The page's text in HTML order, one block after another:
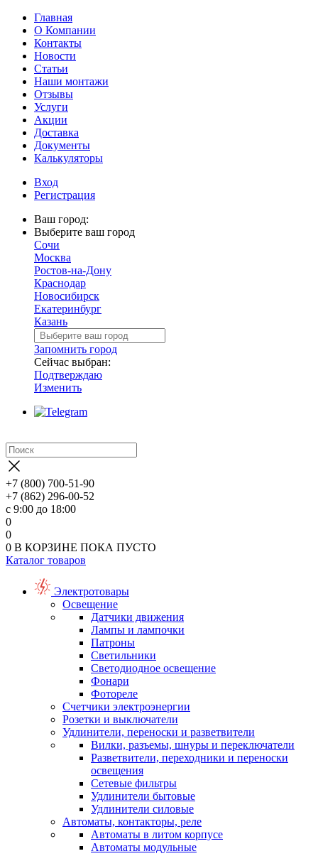
Главная
О Компании
Контакты
Новости
Статьи
Наши монтажи
Отзывы
Услуги
Акции
Доставка
Документы
Калькуляторы
Вход
Регистрация
Ваш город:
Выберите ваш город
Сочи
Москва
Ростов-на-Дону
Краснодар
Новосибирск
Екатеринбург
Казань
Запомнить город
Сейчас выбран:
Подтверждаю
Изменить
+7 (800) 700-51-90
+7 (862) 296-00-52
с 9:00 до 18:00
0
0
0 В КОРЗИНЕ ПОКА ПУСТО
Каталог товаров
Электротовары
Освещение
Датчики движения
Лампы и лампочки
Патроны
Светильники
Светодиодное освещение
Фонари
Фотореле
Счетчики электроэнергии
Розетки и выключатели
Удлинители, переноски и разветвители
Вилки, разъемы, шнуры и переключатели
Разветвители, переходники и переноски
освещения
Сетевые фильтры
Удлинители бытовые
Удлинители силовые
Автоматы, контакторы, реле
Автоматы в литом корпусе
Автоматы модульные